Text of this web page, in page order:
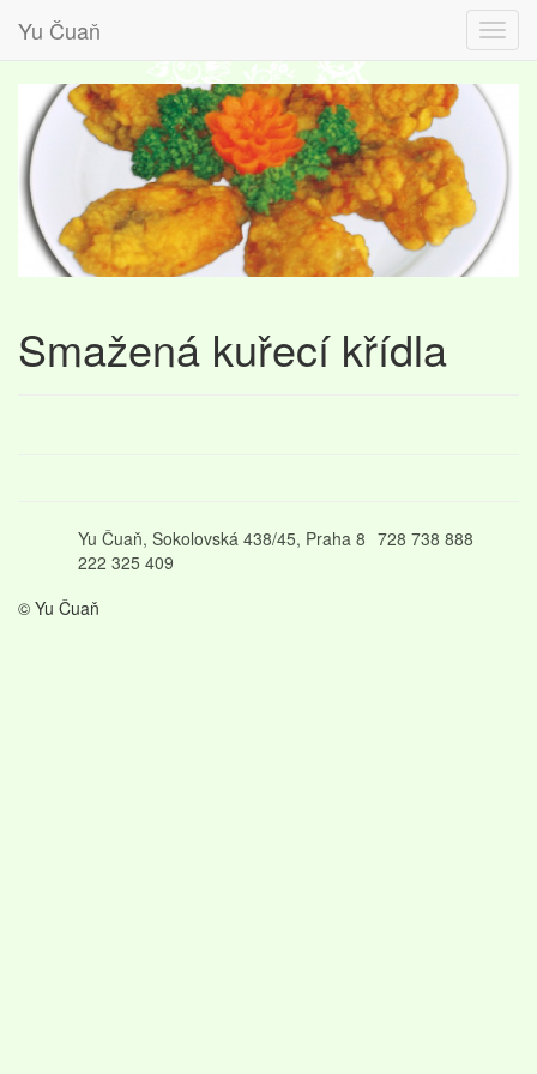
Yu Čuaň
Smažená kuřecí křídla
Yu Čuaň, Sokolovská 438/45, Praha 8 728 738 888
222 325 409
© Yu Čuaň